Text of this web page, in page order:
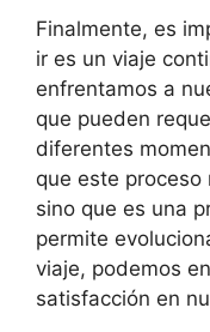
Finalmente, es
ir es un viaje
enfrentamos a
que pueden
diferentes
que este
sino que es una
permite
viaje, podemos
satisfacción en